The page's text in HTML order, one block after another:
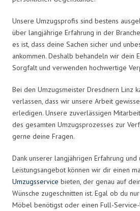
Unsere Umzugsprofis sind bestens
über langjährige Erfahrung in der
es ist, dass deine Sachen sicher und
ankommen. Deshalb behandeln wir dein
Sorgfalt und verwenden hochwertige
Bei den Umzugsmeister Dresdnern Linz
verlassen, dass wir unsere Arbeit
erledigen. Unsere zuverlässigen
des gesamten Umzugsprozesses zur
gerne deine Fragen.
Dank unserer langjährigen Erfahrung
Leistungsangebot können wir dir einen
Umzugsservice bieten, der genau auf
Wünsche zugeschnitten ist. Egal ob du
Möbel benötigst oder einen Full-